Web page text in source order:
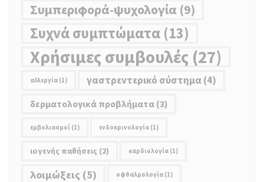
Συμπεριφορά-ψυχολογία (9)
Συχνά συμπτώματα (13)
Χρήσιμες συμβουλές (27)
αλλεργία (1) γαστρεντερικό σύστημα(4)
δερματολογικά προβλήματα (3)
εμβολιασμοί (1) ενδοκρινολογία (1)
ιογενής παθήσεις (2) καρδιολογία (1)
λοιμώξεις (5) οφθαλμολογία (1)